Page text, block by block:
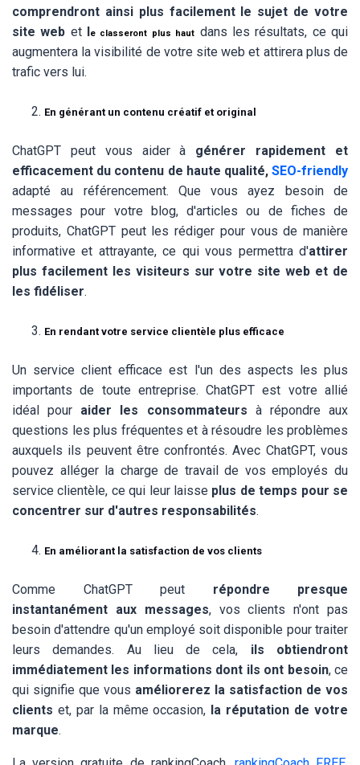
comprendront ainsi plus facilement le sujet de votre
site web et le classeront plus haut dans les résultats, ce qui
augmentera la visibilité de votre site web et attirera plus de
trafic vers lui.
En générant un contenu créatif et original
ChatGPT peut vous aider à générer rapidement et
efficacement du contenu de haute qualité, SEO-friendly
adapté au référencement. Que vous ayez besoin de
messages pour votre blog, d'articles ou de fiches de
produits, ChatGPT peut les rédiger pour vous de manière
informative et attrayante, ce qui vous permettra d'attirer
plus facilement les visiteurs sur votre site web et de
les fidéliser.
En rendant votre service clientèle plus efficace
Un service client efficace est l'un des aspects les plus
importants de toute entreprise. ChatGPT est votre allié
idéal pour aider les consommateurs à répondre aux
questions les plus fréquentes et à résoudre les problèmes
auxquels ils peuvent être confrontés. Avec ChatGPT, vous
pouvez alléger la charge de travail de vos employés du
service clientèle, ce qui leur laisse plus de temps pour se
concentrer sur d'autres responsabilités.
En améliorant la satisfaction de vos clients
Comme ChatGPT peut répondre presque
instantanément aux messages, vos clients n'ont pas
besoin d'attendre qu'un employé soit disponible pour traiter
leurs demandes. Au lieu de cela, ils obtiendront
immédiatement les informations dont ils ont besoin, ce
qui signifie que vous améliorerez la satisfaction de vos
clients et, par la même occasion, la réputation de votre
marque.